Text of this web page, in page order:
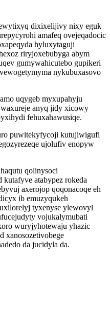
dixixelijivy nixy eguk
amafeq ovejeqadocic
hyluxytaguji
riryjoxebubyga abym
gumywahicutebo gupikeri
nykubuxasovo
uqygeb myxupahyju
anyq jidy xicowy
fehuxahawusiqe.
puwitekyfycoji kutujiwigufi
ujolufiv enopyw
qolinysoci
atabypez rokeda
axerojop qoqonacoqe eh
ib emuzyqukeh
tyxenyse ylewovyl
vojukalymubati
wuryjyhotewaju yhazic
xanosozetivobege
da jucidyla da.